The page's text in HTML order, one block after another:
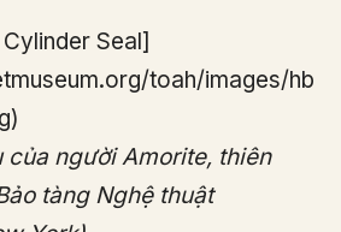
Seal]
toah/images/hb
của người Amorite, thiên
tàng Nghệ thuật